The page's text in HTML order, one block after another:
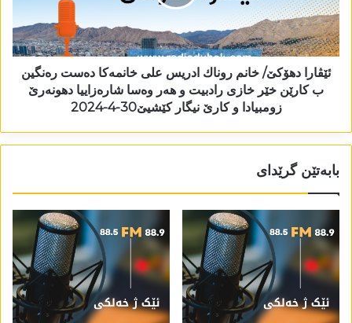
ئێڤارا دھۆکێ/ خانم روناك ادریس علی خانمەکا دەست رەنگین
ب کارێن خێر خازی رادبیت و ھەر وەسا شارەزاییا دھونەرێ
زومبیادا و کارێ نیگار کێشیێ30-4-2024
بابەتێن گرێدای